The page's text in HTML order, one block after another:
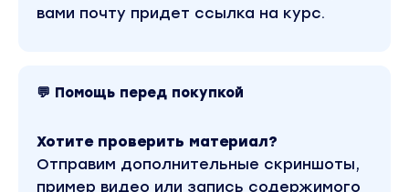
вами почту придет ссылка на курс.
💬 Помощь перед покупкой
Хотите проверить материал?
Отправим дополнительные скриншоты,
пример видео или запись содержимого